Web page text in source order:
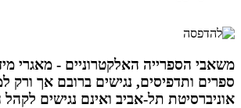
משאבי הספרייה האלקטרוניים - מאגרי
ספרים ותדפיסים, נגישים ברובם אך ורק
אוניברסיטת תל-אביב ואינם נגישים